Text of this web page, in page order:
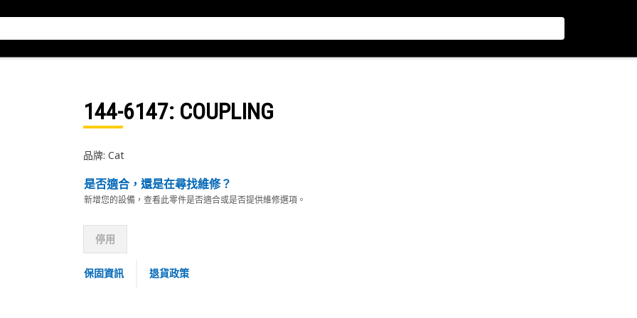
144-6147: COUPLING
品牌: Cat
是否適合，還是在尋找維修？
新增您的設備，查看此零件是否適合或是否提供維修選項。
停用
保固資訊 退貨政策